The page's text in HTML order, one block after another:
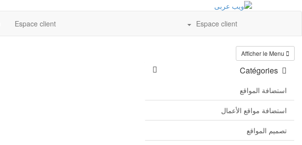
Espace client
Espace client
استضافة المواقع
استضافة مواقع الأعمال
تصميم المواقع